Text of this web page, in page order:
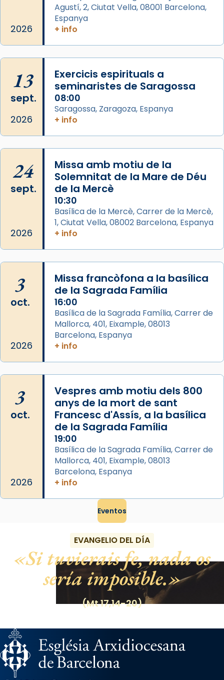
comitè organitzador de la visita apostòlica
del Sant Pare Lleó XIV a Barcelona, i als
L’arquebisbe de Barcelona, el cardenal Joan
Josep Omella, ha presidit la missa i l’ha
concelebrat el bisbe auxiliar de Barcelona,
Mons. David Abadías.
📸 Dr. G. Simón
Arquebisbat de Barcelona
2 weeks ago
Memòria de les santes Juliana i
Semproniana, verges i màrtirs.
Acompanyant la història de sant Cugat, a
partir de l’Edat Mitjana sorgeix la tradició
que les santes Juliana (“relatiu a Júlia”) i
Semproniana (“relatiu a Semprònia =
eterna”) són deixebles seves. I l’any 1667, el
frare Joan Gaspar Roig, afirma en una obra
que les santes són filles de l’antiga Iluro.
Mataró en reivindicarà les relíq
Foto
2026
Agustí, 2, Ciutat Vella, 08001 Barcelona,
Espanya
+ info
13
sept.
2026
Exercicis espirituals a
seminaristes de Saragossa
08:00
Saragossa, Zaragoza, Espanya
+ info
24
sept.
2026
Missa amb motiu de la
Solemnitat de la Mare de Déu
de la Mercè
10:30
Basílica de la Mercè, Carrer de la Mercè,
1, Ciutat Vella, 08002 Barcelona, Espanya
+ info
3
oct.
2026
Missa francòfona a la basílica
de la Sagrada Família
16:00
Basílica de la Sagrada Família, Carrer de
Mallorca, 401, Eixample, 08013
Barcelona, Espanya
+ info
3
oct.
2026
Vespres amb motiu dels 800
anys de la mort de sant
Francesc d'Assís, a la basílica
de la Sagrada Família
19:00
Basílica de la Sagrada Família, Carrer de
Mallorca, 401, Eixample, 08013
Barcelona, Espanya
+ info
Eventos
EVANGELIO DEL DÍA
Si tuvierais fe, nada os
sería imposible.
(Mt 17,14-20)